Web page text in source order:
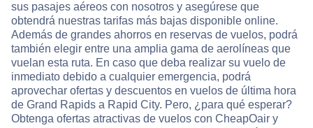
sus pasajes aéreos con nosotros y asegúrese que
obtendrá nuestras tarifas más bajas disponible online.
Además de grandes ahorros en reservas de vuelos, podrá
también elegir entre una amplia gama de aerolíneas que
vuelan esta ruta. En caso que deba realizar su vuelo de
inmediato debido a cualquier emergencia, podrá
aprovechar ofertas y descuentos en vuelos de última hora
de Grand Rapids a Rapid City. Pero, ¿para qué esperar?
Obtenga ofertas atractivas de vuelos con CheapOair y